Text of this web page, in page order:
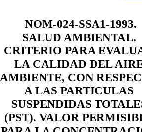
NOM-024-SSA1-1993.
SALUD AMBIENTAL.
CRITERIO PARA
LA CALIDAD DEL
AMBIENTE, CON
A LAS PARTICULAS
SUSPENDIDAS
(PST). VALOR